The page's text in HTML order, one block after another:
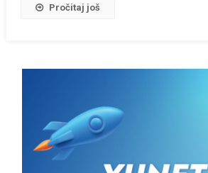
Pročitaj još